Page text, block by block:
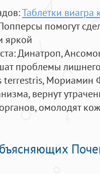
Таблетки виагра
помогут
яркой
: Динатроп,
проблемы
terrestris, Мориамин
вернут
омолодят